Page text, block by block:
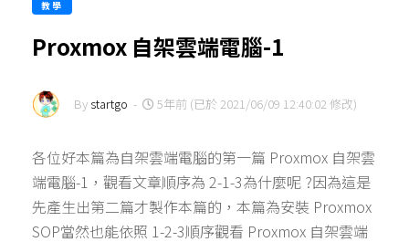
教學
Proxmox 自架雲端電腦-1
By startgo - 5年前 (已於 2021/06/09 12:40:02 修改)
各位好本篇為自架雲端電腦的第一篇 Proxmox 自架雲
端電腦-1，觀看文章順序為 2-1-3為什麼呢 ?因為這是
先產生出第二篇才製作本篇的，本篇為安裝 Proxmox
SOP當然也能依照 1-2-3順序觀看 Proxmox 自架雲端